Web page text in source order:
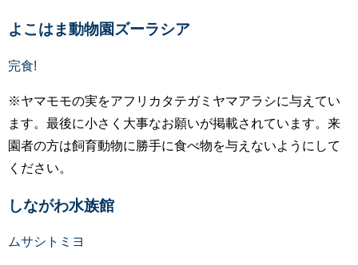
よこはま動物園ズーラシア
完食!
※ヤマモモの実をアフリカタテガミヤマアラシに与えてい
ます。最後に小さく大事なお願いが掲載されています。来
園者の方は飼育動物に勝手に食べ物を与えないようにして
ください。
しながわ水族館
ムサシトミヨ